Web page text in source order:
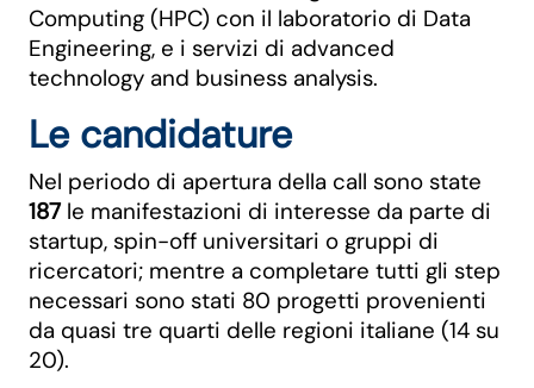
Computing (HPC) con il laboratorio di Data
Engineering, e i servizi di advanced
technology and business analysis.
Le candidature
Nel periodo di apertura della call sono state
187le manifestazioni di interesse da parte di
startup, spin-off universitari o gruppi di
ricercatori; mentre a completare tutti gli step
necessari sono stati 80 progetti provenienti
da quasi tre quarti delle regioni italiane (14 su
20).